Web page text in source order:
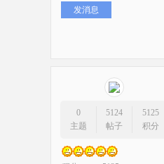
发消息
0
主题
5124
帖子
5125
积分